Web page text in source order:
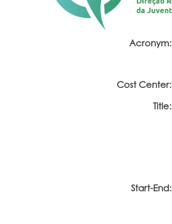
Acronym:
Cost Center:
Title:
Start-End: